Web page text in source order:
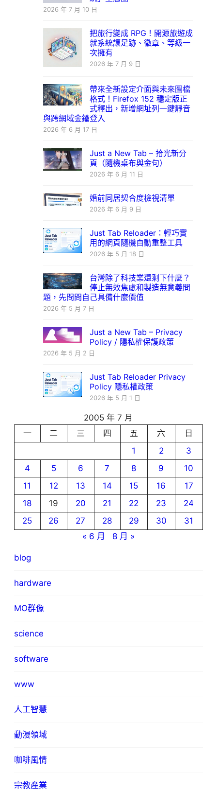
2026 年 7 月 10 日
把旅行變成 RPG！開源旅遊成
就系統讓足跡、徽章、等級一
次擁有
2026 年 7 月 9 日
帶來全新設定介面與未來圖檔
格式！Firefox 152 穩定版正
式釋出，新增網址列一鍵靜音
與跨網域金鑰登入
2026 年 6 月 17 日
Just a New Tab – 拾光新分
頁（隨機桌布與金句）
2026 年 6 月 11 日
婚前同居契合度檢視清單
2026 年 6 月 9 日
Just Tab Reloader：輕巧實
用的網頁隨機自動重整工具
2026 年 5 月 18 日
台灣除了科技業還剩下什麼？
停止無效焦慮和製造無意義問
題，先問問自己具備什麼價值
2026 年 5 月 7 日
Just a New Tab – Privacy
Policy / 隱私權保護政策
2026 年 5 月 2 日
Just Tab Reloader Privacy
Policy 隱私權政策
2026 年 5 月 1 日
2005 年 7 月
一
二 三 四 五 六
日
1
2
3
4
5 6 7 8 9
10
11
12 13 14 15 16
17
18
19 20 21 22 23
24
25
26 27 28 29 30
31
« 6 月
8 月 »
blog
hardware
MO群像
science
software
www
人工智慧
動漫領域
咖啡風情
宗教產業